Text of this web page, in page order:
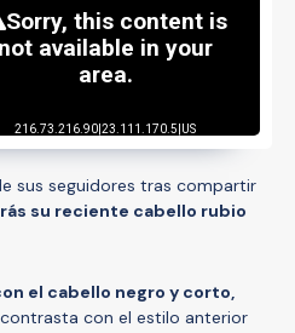
sus seguidores tras compartir
su reciente cabello rubio
el cabello negro y corto,
con el estilo anterior